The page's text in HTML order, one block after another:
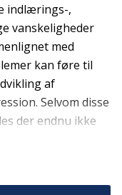
indlærings-,
vanskeligheder
med
kan føre til
af
Selvom disse
der endnu ikke
For at
særlige behov er
TryghedsGruppens